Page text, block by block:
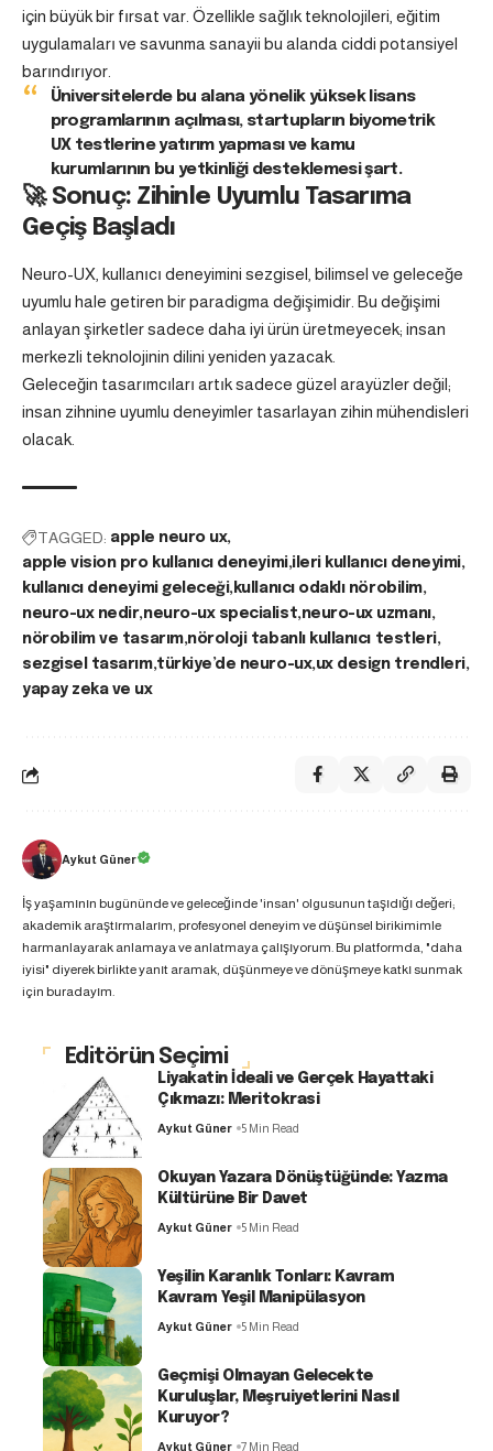
için büyük bir fırsat var. Özellikle sağlık teknolojileri, eğitim
uygulamaları ve savunma sanayii bu alanda ciddi potansiyel
barındırıyor.
Üniversitelerde bu alana yönelik yüksek lisans
programlarının açılması, startupların biyometrik
UX testlerine yatırım yapması ve kamu
kurumlarının bu yetkinliği desteklemesi şart.
🚀 Sonuç: Zihinle Uyumlu Tasarıma
Geçiş Başladı
Neuro-UX, kullanıcı deneyimini sezgisel, bilimsel ve geleceğe
uyumlu hale getiren bir paradigma değişimidir. Bu değişimi
anlayan şirketler sadece daha iyi ürün üretmeyecek; insan
merkezli teknolojinin dilini yeniden yazacak.
Geleceğin tasarımcıları artık sadece güzel arayüzler değil;
insan zihnine uyumlu deneyimler tasarlayan zihin mühendisleri
olacak.
TAGGED: apple neuro ux
apple vision pro kullanıcı deneyimi ileri kullanıcı deneyimi
kullanıcı deneyimi geleceği kullanıcı odaklı nörobilim
neuro-ux nedir neuro-ux specialist neuro-ux uzmanı
nörobilim ve tasarım nöroloji tabanlı kullanıcı testleri
sezgisel tasarım türkiye’de neuro-ux ux design trendleri
yapay zeka ve ux
Aykut Güner
İş yaşamının bugününde ve geleceğinde 'insan' olgusunun taşıdığı değeri;
akademik araştırmalarım, profesyonel deneyim ve düşünsel birikimimle
harmanlayarak anlamaya ve anlatmaya çalışıyorum. Bu platformda, "daha
iyisi" diyerek birlikte yanıt aramak, düşünmeye ve dönüşmeye katkı sunmak
için buradayım.
Editörün Seçimi
Liyakatin İdeali ve Gerçek Hayattaki
Çıkmazı: Meritokrasi
Aykut Güner 5 Min Read
Okuyan Yazara Dönüştüğünde: Yazma
Kültürüne Bir Davet
Aykut Güner 5 Min Read
Yeşilin Karanlık Tonları: Kavram
Kavram Yeşil Manipülasyon
Aykut Güner 5 Min Read
Geçmişi Olmayan Gelecekte
Kuruluşlar, Meşruiyetlerini Nasıl
Kuruyor?
Aykut Güner 7 Min Read